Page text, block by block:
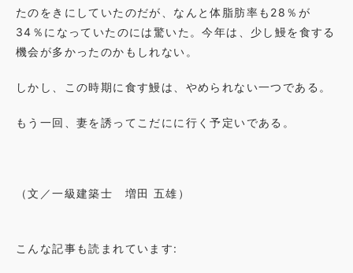
たのをきにしていたのだが、なんと体脂肪率も28％が
34％になっていたのには驚いた。今年は、少し鰻を食する
機会が多かったのかもしれない。
しかし、この時期に食す鰻は、やめられない一つである。
もう一回、妻を誘ってこだにに行く予定いである。
（文／一級建築士 増田 五雄）
こんな記事も読まれています: